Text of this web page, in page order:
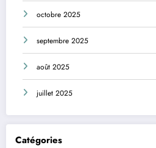
octobre 2025
septembre 2025
août 2025
juillet 2025
Catégories